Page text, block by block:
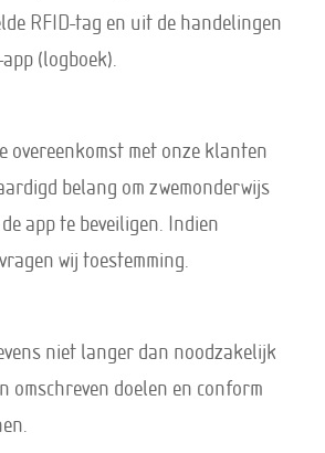
RFID-tag en uit de handelingen
(logboek).
overeenkomst met onze klanten
belang om zwemonderwijs
app te beveiligen. Indien
wij toestemming.
niet langer dan noodzakelijk
omschreven doelen en conform